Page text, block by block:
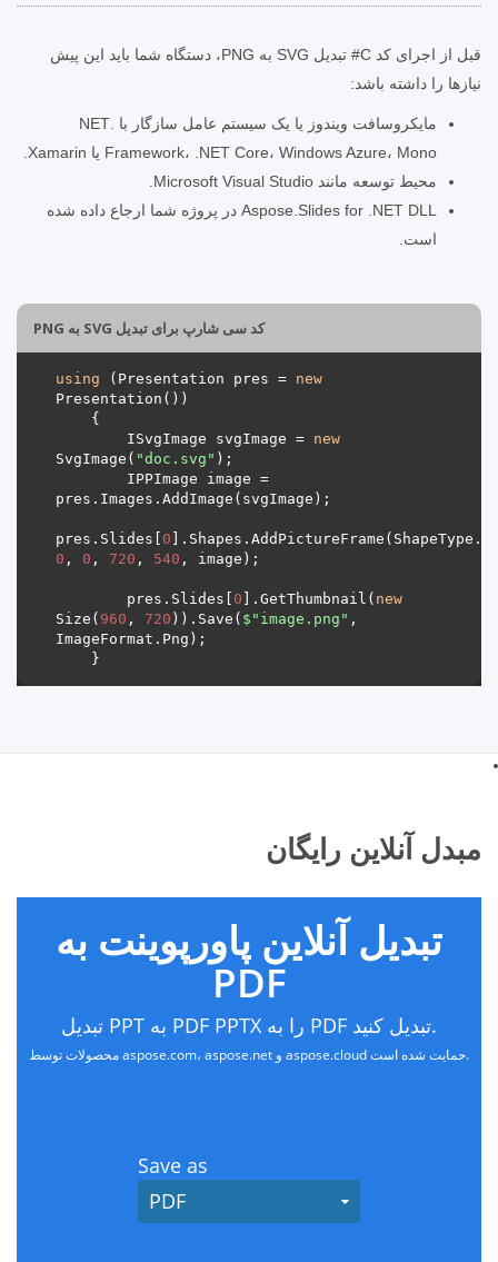
قبل از اجرای کد C# تبدیل SVG به PNG، دستگاه شما باید این پیش
نیازها را داشته باشد:
مایکروسافت ویندوز یا یک سیستم عامل سازگار با .NET
Framework، .NET Core، Windows Azure، Mono یا Xamarin.
محیط توسعه مانند Microsoft Visual Studio.
Aspose.Slides for .NET DLL در پروژه شما ارجاع داده شده
است.
کد سی شارپ برای تبدیل SVG به PNG
using (Presentation pres = new
        ISvgImage svgImage =
new
SvgImage( "doc.svg"
pres.Slides[ 0
0 , 0 , 720 , 540
        pres.Slides[
0 ].GetThumbnail( new
Size( 960 , 720 )).Save( $"image.png" ,
مبدل آنلاین رایگان